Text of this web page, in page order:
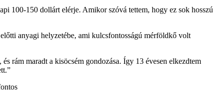
100-150 dollárt elérje. Amikor szóvá tettem, hogy ez sok hosszú
anyagi helyzetébe, ami kulcsfontosságú mérföldkő volt
rám maradt a kisöcsém gondozása. Így 13 évesen elkezdtem